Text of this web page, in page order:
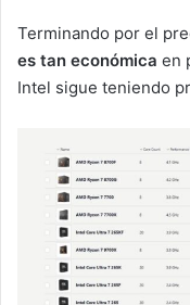
Terminando por el
es tan económica en
Intel sigue teniendo